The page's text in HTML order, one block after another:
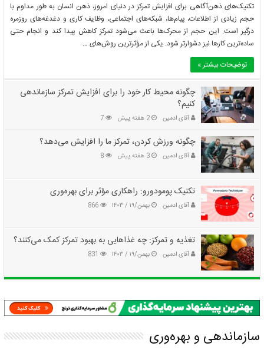
تکنیک‌های ذهن‌آگاهی برای افزایش تمرکز در دنیای امروز، ذهن انسان به طور مداوم با
حجم زیادی از اطلاعات، پیام‌ها، شبکه‌های اجتماعی، وظایف کاری و دغدغه‌های روزمره
درگیر است. این حجم از محرک‌ها باعث می‌شود تمرکز کاهش پیدا کند و انجام حتی
ساده‌ترین کارها نیز دشوارتر شود. یکی از مؤثرترین روش‌های …
توضیحات بیشتر »
چگونه محیط کار خود را برای افزایش تمرکز سازماندهی
کنیم؟
آقای ادمین 2 هفته پیش 7
چگونه ورزش کردن، تمرکز ما را افزایش می‌دهد؟
آقای ادمین 3 هفته پیش 8
تکنیک پومودورو: راهکاری مؤثر برای بهره‌وری
آقای ادمین بهمن/۱۹ / ۱۴۰۳ 866
تغذیه و تمرکز: چه غذاهایی به بهبود تمرکز کمک می‌کنند؟
آقای ادمین بهمن/۱۹ / ۱۴۰۳ 831
سازماندهی و بهره‌وری